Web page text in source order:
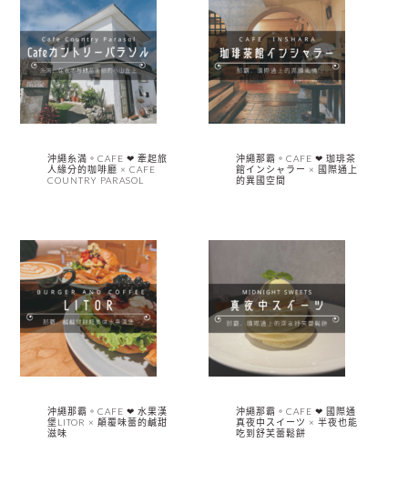
沖繩糸満。CAFE ❤︎ 牽起旅
人緣分的咖啡廳 × CAFE
COUNTRY PARASOL
沖繩那霸。CAFE ❤︎ 珈琲茶
館インシャラー × 國際通上
的異國空間
沖繩那霸。CAFE ❤︎ 水果漢
堡LITOR × 顛覆味蕾的鹹甜
滋味
沖繩那霸。CAFE ❤︎ 國際通
真夜中スイーツ × 半夜也能
吃到舒芙蕾鬆餅